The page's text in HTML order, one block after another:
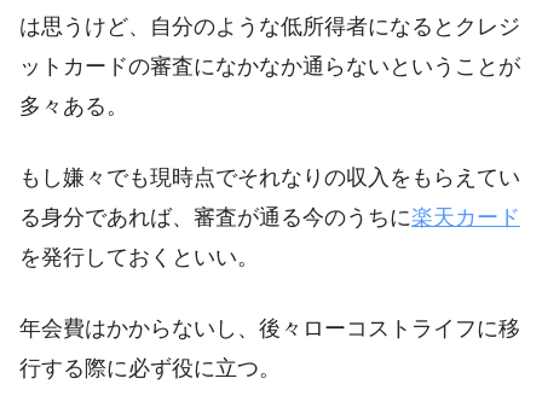
は思うけど、自分のような低所得者になるとクレジ
ットカードの審査になかなか通らないということが
多々ある。
もし嫌々でも現時点でそれなりの収入をもらえてい
る身分であれば、審査が通る今のうちに楽天カード
を発行しておくといい。
年会費はかからないし、後々ローコストライフに移
行する際に必ず役に立つ。